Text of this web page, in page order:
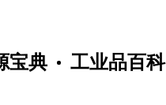
宝典 工业品百科